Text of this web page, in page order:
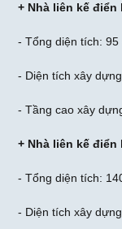
+ Nhà liên kế điển
- Tổng diện tích: 95
- Diện tích xây
- Tầng cao xây
+ Nhà liên kế điển
- Tổng diện tích:
- Diện tích xây